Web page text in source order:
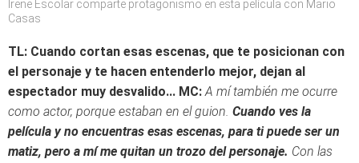
Irene Escolar comparte protagonismo en esta película con Mario
Casas
TL: Cuando cortan esas escenas, que te posicionan con
el personaje y te hacen entenderlo mejor, dejan al
espectador muy desvalido... MC: A mí también me ocurre
como actor, porque estaban en el guion. Cuando ves la
película y no encuentras esas escenas, para ti puede ser un
matiz, pero a mí me quitan un trozo del personaje. Con las